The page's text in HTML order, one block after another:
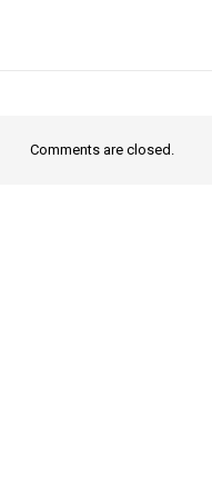
Comments are closed.